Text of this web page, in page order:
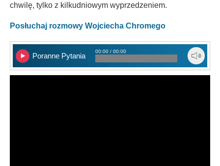
chwilę, tylko z kilkudniowym wyprzedzeniem.
Posłuchaj rozmowy Wojciecha Chromego
Poranne Pytania
00:00 / 00:00